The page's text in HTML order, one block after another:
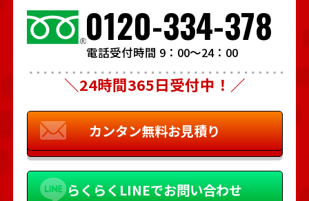
0120-334-378
電話受付時間 9：00～24：00
＼24時間365日受付中！／
カンタン無料お見積り
らくらくLINEでお問い合わせ